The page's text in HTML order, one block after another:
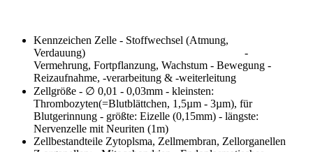
Kennzeichen Zelle - Stoffwechsel (Atmung,
Verdauung) -
Vermehrung, Fortpflanzung, Wachstum - Bewegung -
Reizaufnahme, -verarbeitung & -weiterleitung
Zellgröße - ∅ 0,01 - 0,03mm - kleinsten:
Thrombozyten(=Blutblättchen, 1,5µm - 3µm), für
Blutgerinnung - größte: Eizelle (0,15mm) - längste:
Nervenzelle mit Neuriten (1m)
Zellbestandteile Zytoplsma, Zellmembran, Zellorganellen